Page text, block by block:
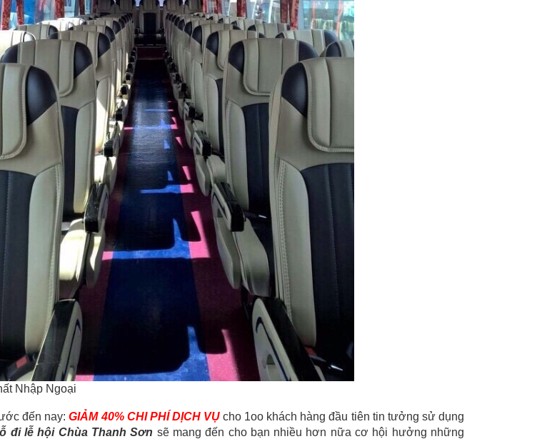
Nhập Ngoại
đến nay:GIẢM 40% CHI PHÍ DỊCH VỤcho 1oo khách hàng đầu tiên tin tưởng sử dụng
đi lễ hội Chùa Thanh Sơn sẽ mang đến cho bạn nhiều hơn nữa cơ hội hưởng những